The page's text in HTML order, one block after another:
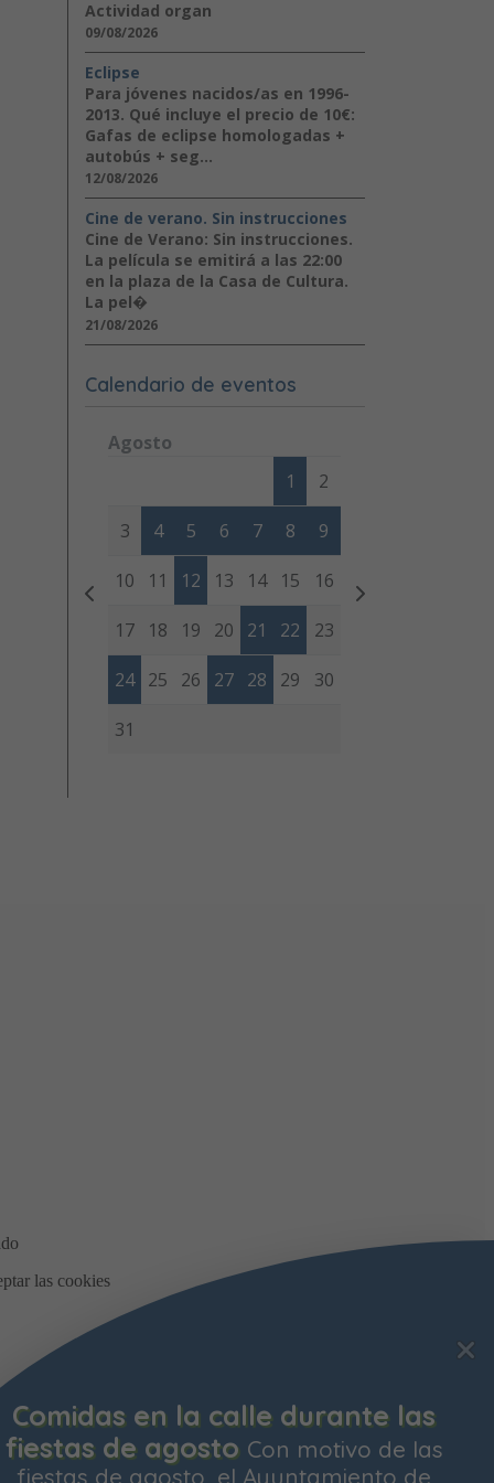
Bonificación de la Contribución
Territorial Ya está abierto el plazo para
solicitar la bonificación del Impuesto de
Actividad organ
09/08/2026
Eclipse
Para jóvenes nacidos/as en 1996-
2013. Qué incluye el precio de 10€:
Gafas de eclipse homologadas +
autobús + seg...
12/08/2026
Cine de verano. Sin instrucciones
Cine de Verano: Sin instrucciones.
La película se emitirá a las 22:00
en la plaza de la Casa de Cultura.
La pel�
21/08/2026
Calendario de eventos
Agosto
Miércoles Jueves
1 2
3 4 5 6 7 8 9
10 11 12 13 14 15 16
17 18 19 20 21 22 23
24 25 26 27 28 29 30
31